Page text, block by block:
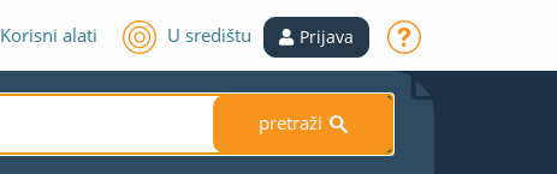
Korisni alati U središtu Prijava
pretraži S